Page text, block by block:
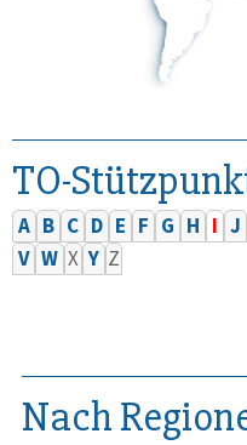
TO-
A B C D E F G H I J
V W X Y Z
Nach